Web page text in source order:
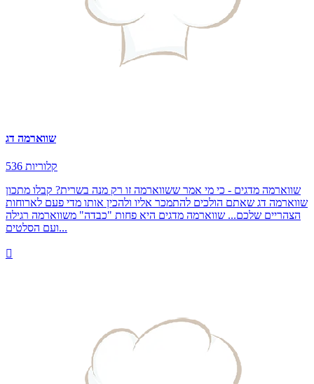
שווארמה דג
536 קלוריות
שווארמה מדגים - כי מי אמר ששווארמה זו רק מנה בשרית? קבלו מתכון
שווארמה דג שאתם הולכים להתמכר אליו ולהכין אותו מדי פעם לארוחות
הצהריים שלכם... שווארמה מדגים היא פחות "כבדה" משווארמה רגילה
ועם הסלטים...
